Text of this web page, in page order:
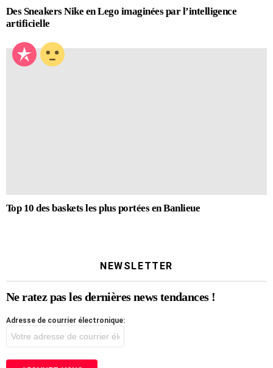
Des Sneakers Nike en Lego imaginées par l’intelligence
artificielle
Top 10 des baskets les plus portées en Banlieue
NEWSLETTER
Ne ratez pas les dernières news tendances !
Adresse de courrier électronique: